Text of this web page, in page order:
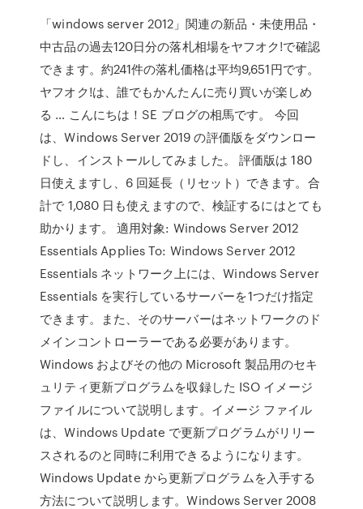
「windows server 2012」関連の新品・未使用品・
中古品の過去120日分の落札相場をヤフオク!で確認
できます。約241件の落札価格は平均9,651円です。
ヤフオク!は、誰でもかんたんに売り買いが楽しめ
る … こんにちは！SE ブログの相馬です。 今回
は、Windows Server 2019 の評価版をダウンロー
ドし、インストールしてみました。 評価版は 180
日使えますし、6 回延長（リセット）できます。合
計で 1,080 日も使えますので、検証するにはとても
助かります。 適用対象: Windows Server 2012
Essentials Applies To: Windows Server 2012
Essentials ネットワーク上には、Windows Server
Essentials を実行しているサーバーを1つだけ指定
できます。また、そのサーバーはネットワークのド
メインコントローラーである必要があります。
Windows およびその他の Microsoft 製品用のセキ
ュリティ更新プログラムを収録した ISO イメージ
ファイルについて説明します。イメージ ファイル
は、Windows Update で更新プログラムがリリー
スされるのと同時に利用できるようになります。
Windows Update から更新プログラムを入手する
方法について説明します。Windows Server 2008